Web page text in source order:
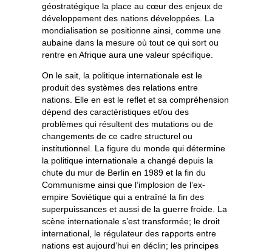
géostratégique la place au cœur des enjeux de
développement des nations développées. La
mondialisation se positionne ainsi, comme une
aubaine dans la mesure où tout ce qui sort ou
rentre en Afrique aura une valeur spécifique.
On le sait, la politique internationale est le
produit des systèmes des relations entre
nations. Elle en est le reflet et sa compréhension
dépend des caractéristiques et/ou des
problèmes qui résultent des mutations ou de
changements de ce cadre structurel ou
institutionnel. La figure du monde qui détermine
la politique internationale a changé depuis la
chute du mur de Berlin en 1989 et la fin du
Communisme ainsi que l’implosion de l’ex-
empire Soviétique qui a entraîné la fin des
superpuissances et aussi de la guerre froide. La
scène internationale s’est transformée; le droit
international, le régulateur des rapports entre
nations est aujourd’hui en déclin; les principes